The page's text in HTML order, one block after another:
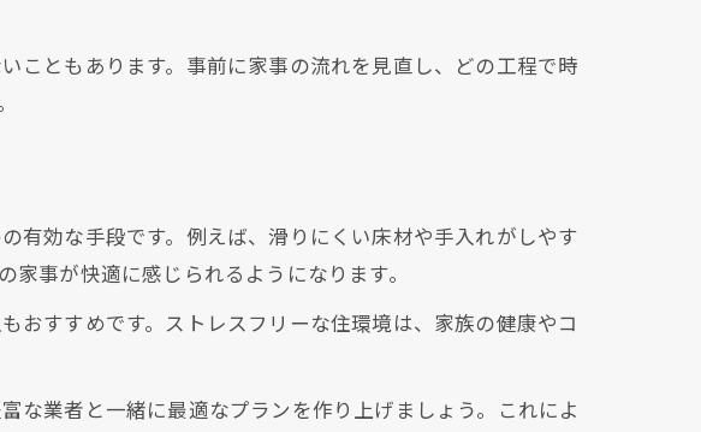
こともあります。事前に家事の流れを見直し、どの工程で時
有効な手段です。例えば、滑りにくい床材や手入れがしやす
事が快適に感じられるようになります。
おすすめです。ストレスフリーな住環境は、家族の健康やコ
な業者と一緒に最適なプランを作り上げましょう。これによ
します
します